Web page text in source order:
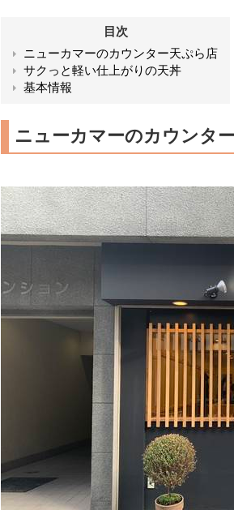
目次
ニューカマーのカウンター天ぷら店
サクっと軽い仕上がりの天丼
基本情報
ニューカマーのカウンタ